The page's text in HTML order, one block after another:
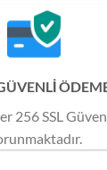
256 SSL